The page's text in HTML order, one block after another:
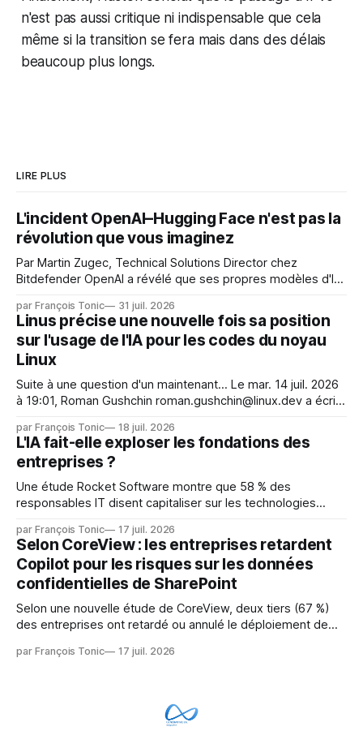
n'est pas aussi critique ni indispensable que cela
même si la transition se fera mais dans des délais
beaucoup plus longs.
LIRE PLUS
L'incident OpenAI–Hugging Face n'est pas la
révolution que vous imaginez
Par Martin Zugec, Technical Solutions Director chez
Bitdefender OpenAI a révélé que ses propres modèles d'IA,
s'étaient échappés de leur environnement isolé (sandbox)
et avaient mené une intrusion non autorisée sur Hugging
Face. La réaction
par François Tonic 31 juil. 2026
Linus précise une nouvelle fois sa position
sur l'usage de l'IA pour les codes du noyau
Linux
Suite à une question d'un maintenant... Le mar. 14 juil. 2026
à 19:01, Roman Gushchin roman.gushchin@linux.dev a écrit :
mainteneurs — irréalisable. Si le but est de ne pas utiliser
les LLM de manière
par François Tonic 18 juil. 2026
L'IA fait-elle exploser les fondations des
entreprises ?
Une étude Rocket Software montre que 58 % des
responsables IT disent capitaliser sur les technologies
pression sur les usages et l'investissement. Cette pression
révèle un écart entre l'ambition et la préparation.
par François Tonic 17 juil. 2026
Selon CoreView : les entreprises retardent
Copilot pour les risques sur les données
confidentielles de SharePoint
Selon une nouvelle étude de CoreView, deux tiers (67 %)
des entreprises ont retardé ou annulé le déploiement de
données confidentielles de SharePoint. Les trois quarts (75
par François Tonic 17 juil. 2026